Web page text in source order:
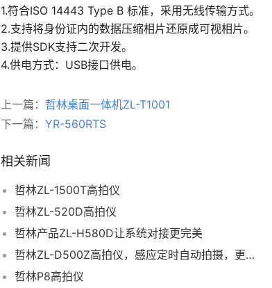
1.符合ISO 14443 Type B 标准，采用无线传输方式。
2.支持将身份证内的数据压缩相片还原成可视相片。
3.提供SDK支持二次开发。
4.供电方式：USB接口供电。
上一篇： 哲林桌面一体机ZL-T1001
下一篇： YR-560RTS
相关新闻
哲林ZL-1500T高拍仪
哲林ZL-520D高拍仪
哲林产品ZL-H580D让系统对接更完美
哲林ZL-D500Z高拍仪，感应定时自动拍摄，更便捷
哲林P8高拍仪